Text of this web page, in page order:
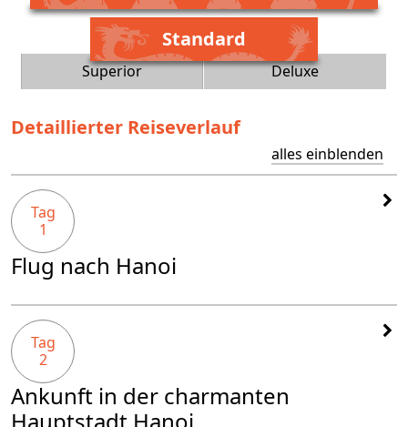
Standard
Superior Deluxe
Detaillierter Reiseverlauf
alles einblenden
Tag
1
Flug nach Hanoi
Tag
2
Ankunft in der charmanten